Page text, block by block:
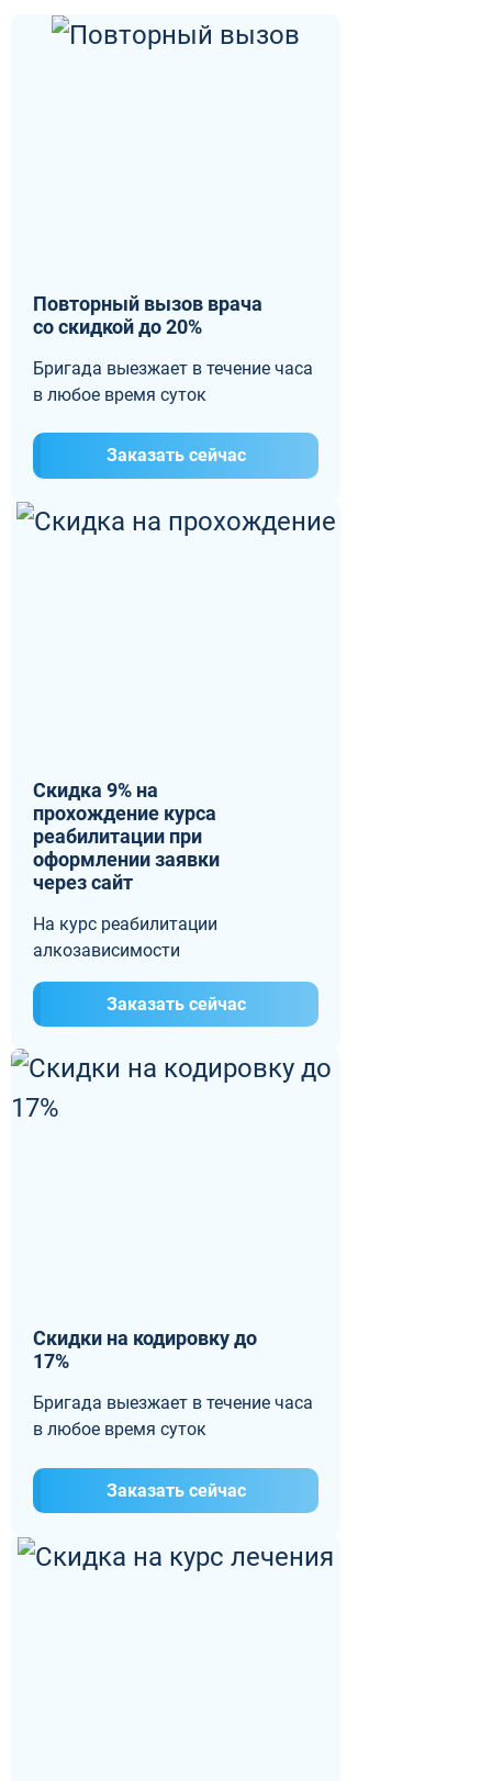
Повторный вызов врача
со скидкой до 20%
Бригада выезжает в течение часа
в любое время суток
Заказать сейчас
Скидка 9% на
прохождение курса
реабилитации при
оформлении заявки
через сайт
На курс реабилитации
алкозависимости
Заказать сейчас
Скидки на кодировку до
17%
Бригада выезжает в течение часа
в любое время суток
Заказать сейчас